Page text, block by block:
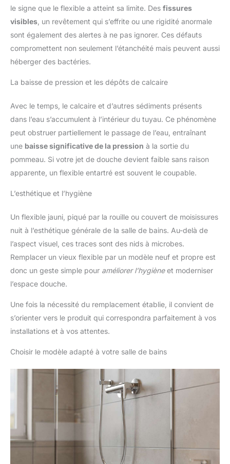
le signe que le flexible a atteint sa limite. Des fissures
visibles , un revêtement qui s’effrite ou une rigidité anormale
sont également des alertes à ne pas ignorer. Ces défauts
compromettent non seulement l’étanchéité mais peuvent aussi
héberger des bactéries.
La baisse de pression et les dépôts de calcaire
Avec le temps, le calcaire et d’autres sédiments présents
dans l’eau s’accumulent à l’intérieur du tuyau. Ce phénomène
peut obstruer partiellement le passage de l’eau, entraînant
une baisse significative de la pression à la sortie du
pommeau. Si votre jet de douche devient faible sans raison
apparente, un flexible entartré est souvent le coupable.
L’esthétique et l’hygiène
Un flexible jauni, piqué par la rouille ou couvert de moisissures
nuit à l’esthétique générale de la salle de bains. Au-delà de
l’aspect visuel, ces traces sont des nids à microbes.
Remplacer un vieux flexible par un modèle neuf et propre est
donc un geste simple pour améliorer l’hygièneet moderniser
l’espace douche.
Une fois la nécessité du remplacement établie, il convient de
s’orienter vers le produit qui correspondra parfaitement à vos
installations et à vos attentes.
Choisir le modèle adapté à votre salle de bains